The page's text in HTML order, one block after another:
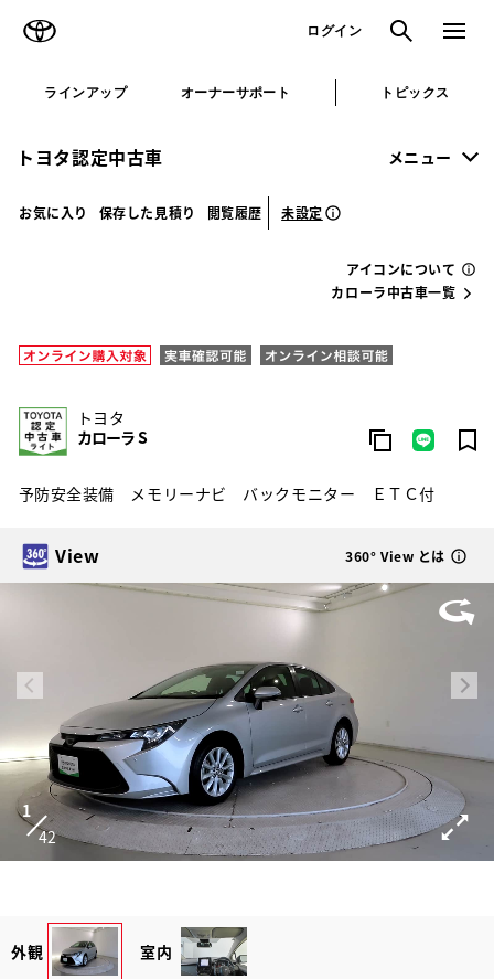
ログイン 検索 メニュ
ラインアップ オーナーサポート トピックス
トヨタ認定中古車 メニュー
お気に入り 保存した見積り 閲覧履歴 未設定
アイコンについて
カローラ中古車一覧
トヨタ
カローラ S
予防安全装備 メモリーナビ バックモニター ＥＴＣ付
View 360° View とは
1
42
外観 室内